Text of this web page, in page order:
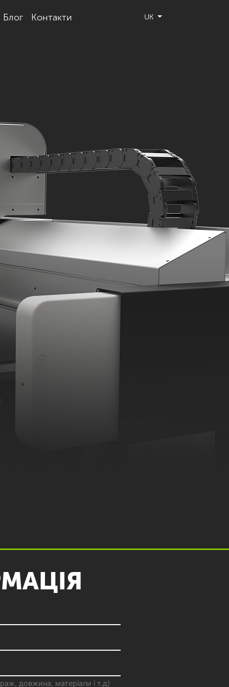
Блог Контакти UK